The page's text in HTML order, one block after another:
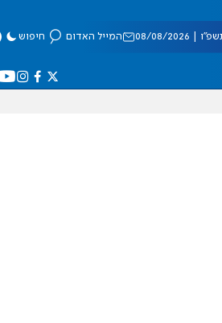
08/2026 המייל האדום חיפוש